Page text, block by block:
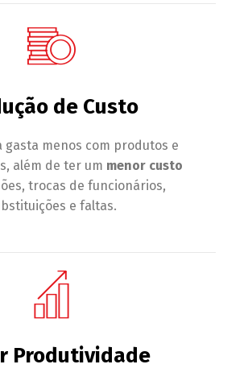
de Custo
gasta menos com produtos e
além de ter um menor custo
trocas de funcionários,
e faltas.
Produtividade